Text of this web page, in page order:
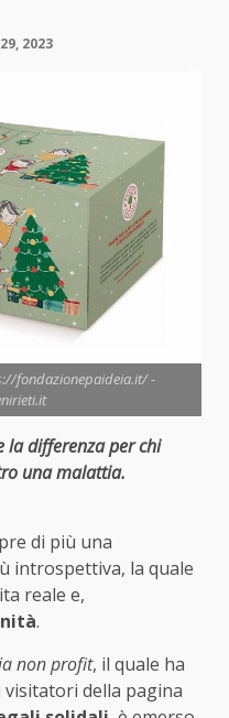
2023
fondazionepaideia.it/ -
la differenza per chi
una malattia.
di più una
introspettiva, la quale
reale e,
.
non profit, il quale ha
della pagina